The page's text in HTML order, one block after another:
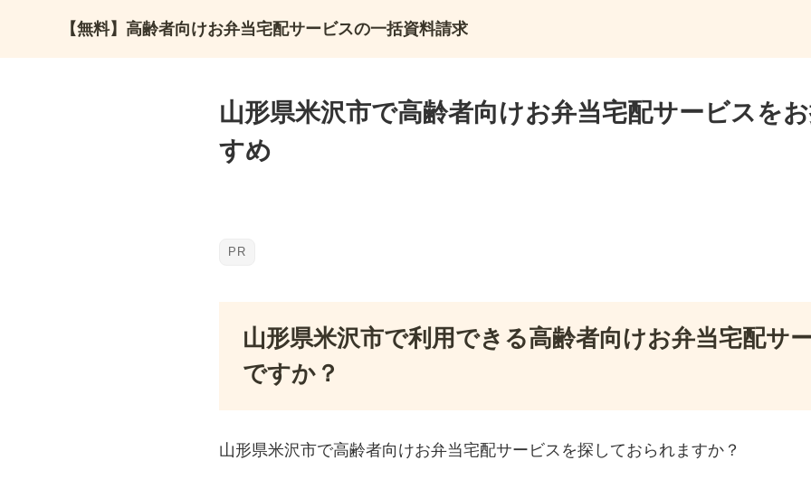
【無料】高齢者向けお弁当宅配サービスの一括資料請求
山形県米沢市で高齢者向けお弁当宅配サービスを
すめ
山形県米沢市で利用できる高齢者向けお弁当宅配サ
ですか？
山形県米沢市で高齢者向けお弁当宅配サービスを探しておられますか？